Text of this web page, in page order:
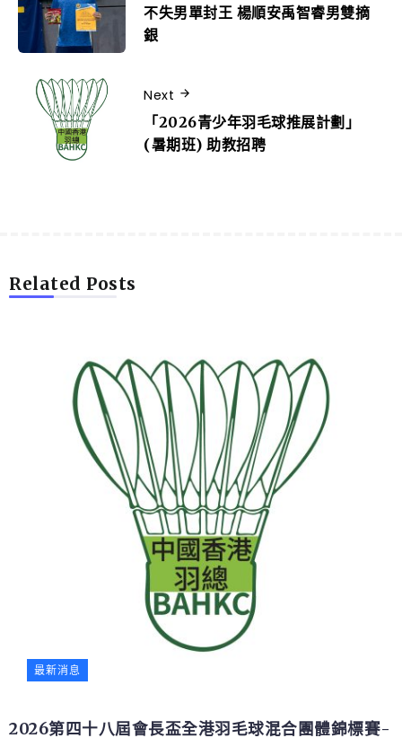
不失男單封王 楊順安禹智睿男雙摘
銀
Next
「2026青少年羽毛球推展計劃」
(暑期班) 助教招聘
Related Posts
最新消息
2026第四十八屆會長盃全港羽毛球混合團體錦標賽-